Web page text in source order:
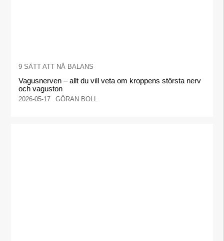
9 SÄTT ATT NÅ BALANS
Vagusnerven – allt du vill veta om kroppens största nerv
och vaguston
2026-05-17 GÖRAN BOLL